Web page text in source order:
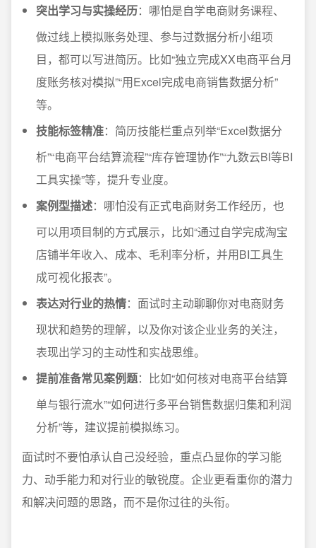
突出学习与实操经历：哪怕是自学电商财务课程、
做过线上模拟账务处理、参与过数据分析小组项
目，都可以写进简历。比如“独立完成XX电商平台月
度账务核对模拟”“用Excel完成电商销售数据分析”
等。
技能标签精准：简历技能栏重点列举“Excel数据分
析”“电商平台结算流程”“库存管理协作”“九数云BI等BI
工具实操”等，提升专业度。
案例型描述：哪怕没有正式电商财务工作经历，也
可以用项目制的方式展示，比如“通过自学完成淘宝
店铺半年收入、成本、毛利率分析，并用BI工具生
成可视化报表”。
表达对行业的热情：面试时主动聊聊你对电商财务
现状和趋势的理解，以及你对该企业业务的关注，
表现出学习的主动性和实战思维。
提前准备常见案例题：比如“如何核对电商平台结算
单与银行流水”“如何进行多平台销售数据归集和利润
分析”等，建议提前模拟练习。
面试时不要怕承认自己没经验，重点凸显你的学习能
力、动手能力和对行业的敏锐度。企业更看重你的潜力
和解决问题的思路，而不是你过往的头衔。